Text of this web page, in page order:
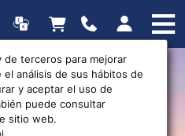
cambio de
de terceros para mejorar
análisis de sus hábitos de
y aceptar el uso de
puede consultar
sitio web.